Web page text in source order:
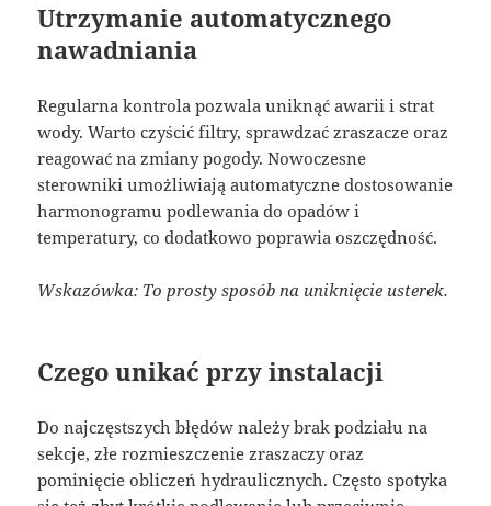
Utrzymanie automatycznego
nawadniania
Regularna kontrola pozwala uniknąć awarii i strat
wody. Warto czyścić filtry, sprawdzać zraszacze oraz
reagować na zmiany pogody. Nowoczesne
sterowniki umożliwiają automatyczne dostosowanie
harmonogramu podlewania do opadów i
temperatury, co dodatkowo poprawia oszczędność.
Wskazówka: To prosty sposób na uniknięcie usterek.
Czego unikać przy instalacji
Do najczęstszych błędów należy brak podziału na
sekcje, złe rozmieszczenie zraszaczy oraz
pominięcie obliczeń hydraulicznych. Często spotyka